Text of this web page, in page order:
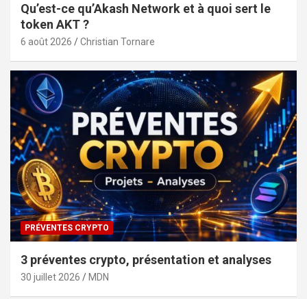
Qu’est-ce qu’Akash Network et à quoi sert le
token AKT ?
6 août 2026 Christian Tornare
PRÉVENTES CRYPTO
3 préventes crypto, présentation et analyses
30 juillet 2026 MDN